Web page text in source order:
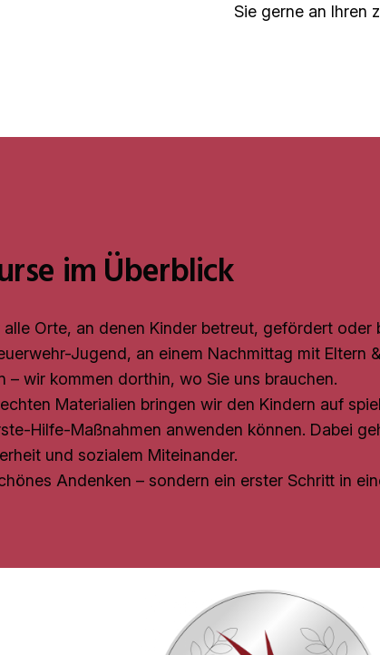
Sie gerne an Ihren
im Überblick
Orte, an denen Kinder betreut, gefördert
Jugend, an einem Nachmittag mit Eltern
wir kommen dorthin, wo Sie uns brauchen.
Materialien bringen wir den Kindern auf
Hilfe-Maßnahmen anwenden können. Dabei
und sozialem Miteinander.
Andenken – sondern ein erster Schritt in